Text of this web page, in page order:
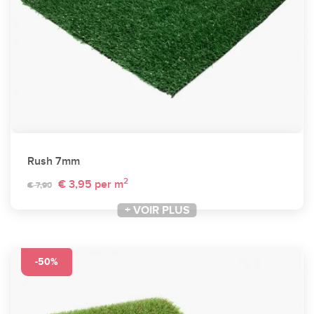
Rush 7mm
€ 7,90 € 3,95 per m2
+ VOIR PLUS
-50%